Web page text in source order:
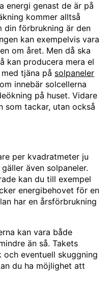
energi genast de är på
kommer alltså
din förbrukning är den
kan exempelvis vara
om året. Men då ska
kan producera mera el
tjäna på solpaneler
innebär solcellerna
på huset. Vidare
som tackar, utan också
per kvadratmeter ju
även solpaneler.
kan du till exempel
energibehovet för en
har en årsförbrukning
kan vara både
än så. Takets
eventuell skuggning
du ha möjlighet att